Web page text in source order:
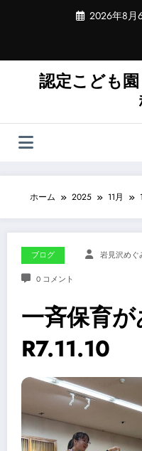
ツ
プ
2026年8月
認定こども
ホーム 2025 11月
ブログ 岩見沢めぐ
0 コメント
一斉保育が
R7.11.10